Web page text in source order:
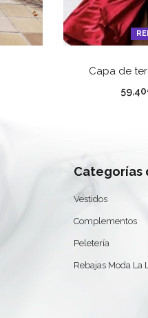
Capa de
59,40
Categorías
Vestidos
Complementos
Peletería
Rebajas Moda La